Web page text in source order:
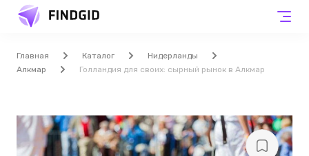
Главная Каталог
Нидерланды
Алкмар
Голландия для своих: сырный рынок в Алкмар